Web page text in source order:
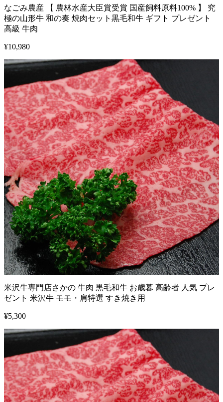
なごみ農産 【 農林水産大臣賞受賞 国産飼料原料100% 】 究
極の山形牛 和の奏 焼肉セット黒毛和牛 ギフト プレゼント
高級 牛肉
¥10,980
米沢牛専門店さかの 牛肉 黒毛和牛 お歳暮 高齢者 人気 プレ
ゼント 米沢牛 モモ・肩特選 すき焼き用
¥5,300